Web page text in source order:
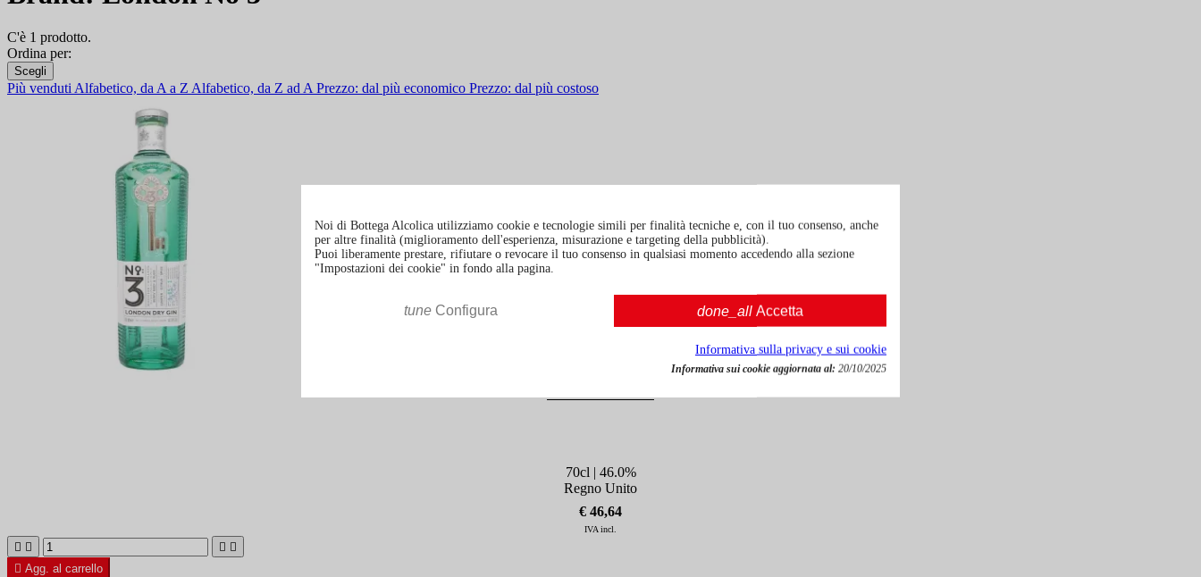
C'è 1 prodotto.
Ordina per:
Scegli
Più venduti Alfabetico, da A a Z Alfabetico, da Z ad A Prezzo: dal più economico Prezzo: dal più costoso
70cl | 46.0%
Regno Unito
€ 46,64
IVA incl.
   
 Agg. al carrello
Noi di Bottega Alcolica utilizziamo cookie e tecnologie simili per finalità tecniche e, con il tuo consenso, anche
per altre finalità (miglioramento dell'esperienza, misurazione e targeting della pubblicità).
Puoi liberamente prestare, rifiutare o revocare il tuo consenso in qualsiasi momento accedendo alla sezione
"Impostazioni dei cookie" in fondo alla pagina.
tune Configura done_all Accetta
Informativa sulla privacy e sui cookie
Informativa sui cookie aggiornata al: 20/10/2025